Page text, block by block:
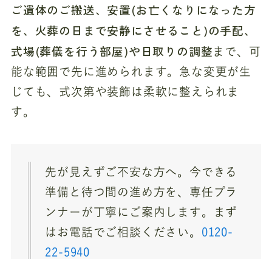
ご遺体のご搬送、安置(お亡くなりになった方
を、火葬の日まで安静にさせること)の手配、
式場(葬儀を行う部屋)や日取りの調整 まで、可
能な範囲で先に進められます。急な変更が生
じても、式次第や装飾は柔軟に整えられま
す。
先が見えずご不安な方へ。今できる
準備と待つ間の進め方を、専任プラ
ンナーが丁寧にご案内します。まず
はお電話でご相談ください。 0120-
22-5940